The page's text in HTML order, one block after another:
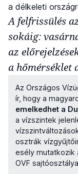
a délkeleti
A felfrissülés
sokáig:
az
a hőmérséklet
Az Országos
ír, hogy a
emelkedhet a
a vízszintek
osztrák
esély mutatkozik
OVF